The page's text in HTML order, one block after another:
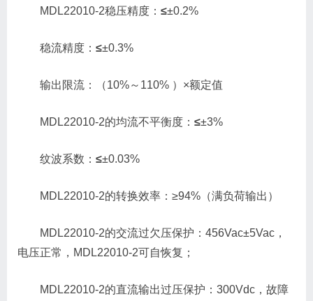
MDL22010-2稳压精度： ≤±0.2%
稳流精度： ≤±0.3%
输出限流：（10%～110% ）×额定值
MDL22010-2的均流不平衡度： ≤±3%
纹波系数： ≤±0.03%
MDL22010-2的转换效率：≥94%（满负荷输出）
MDL22010-2的交流过欠压保护：456Vac±5Vac，
电压正常，MDL22010-2可自恢复；
MDL22010-2的直流输出过压保护：300Vdc，故障